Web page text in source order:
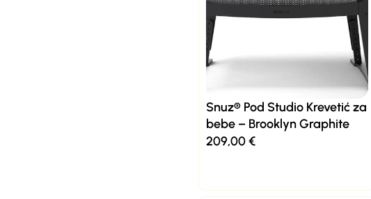
Snuz® Pod Studio Krevetić za
bebe – Brooklyn Graphite
209,00€